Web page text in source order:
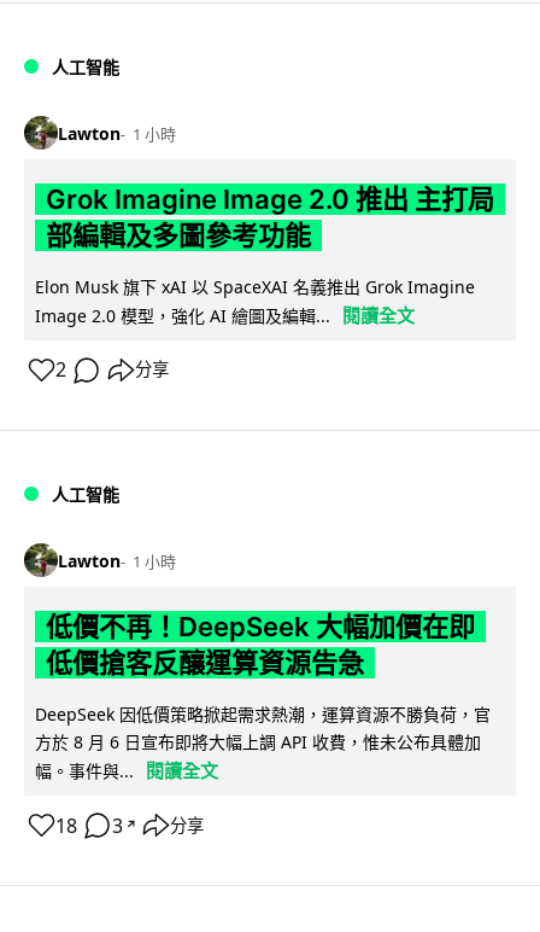
人工智能
Lawton 1 小時
Grok Imagine Image 2.0 推出 主打局
部編輯及多圖參考功能
Elon Musk 旗下 xAI 以 SpaceXAI 名義推出 Grok Imagine
Image 2.0 模型，強化 AI 繪圖及編輯...
閱讀全文
2 分享
人工智能
Lawton 1 小時
低價不再！DeepSeek 大幅加價在即
低價搶客反釀運算資源告急
DeepSeek 因低價策略掀起需求熱潮，運算資源不勝負荷，官
方於 8 月 6 日宣布即將大幅上調 API 收費，惟未公布具體加
幅。事件與...
閱讀全文
18 3 ↗ 分享